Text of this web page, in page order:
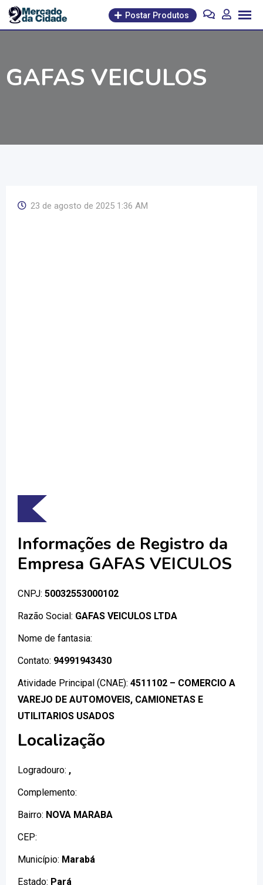
Pular
para
Postar Produtos
GAFAS VEICULOS
23 de agosto de 2025 1:36 AM
Informações de Registro da
Empresa GAFAS VEICULOS
CNPJ: 50032553000102
Razão Social: GAFAS VEICULOS LTDA
Nome de fantasia:
Contato: 94991943430
Atividade Principal (CNAE): 4511102 – COMERCIO A
VAREJO DE AUTOMOVEIS, CAMIONETAS E
UTILITARIOS USADOS
Localização
Logradouro: ,
Complemento:
Bairro: NOVA MARABA
CEP:
Município: Marabá
Estado: Pará